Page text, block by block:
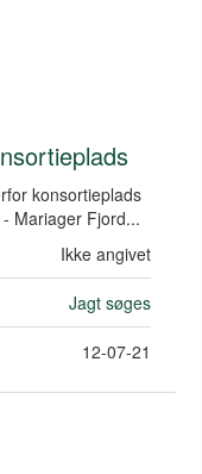
konsortieplads
Mariager Fjord...
Ikke angivet
Jagt søges
12-07-21